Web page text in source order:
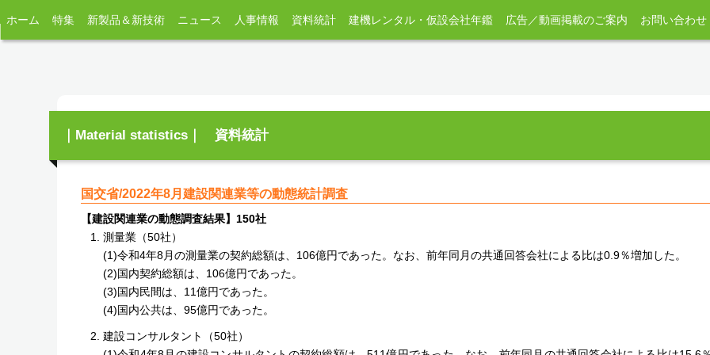
ホーム 特集 新製品＆新技術 ニュース 人事情報 資料統計 建機レンタル・仮設会社年鑑 広告／動画掲載のご案内 お問い合わせ
｜Material statistics｜ 資料統計
国交省/2022年8月建設関連業等の動態統計調査
【建設関連業の動態調査結果】150社
測量業（50社）
(1)令和4年8月の測量業の契約総額は、106億円であった。なお、前年同月の共通回答会社による比は0.9％増加した。
(2)国内契約総額は、106億円であった。
(3)国内民間は、11億円であった。
(4)国内公共は、95億円であった。
建設コンサルタント（50社）